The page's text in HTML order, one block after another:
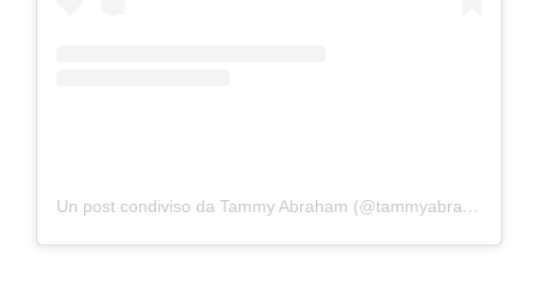
Un post condiviso da Tammy Abraham (@tammyabraham)